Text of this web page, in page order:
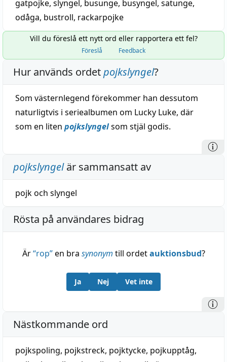
gatpojke, slyngel, busunge, busyngel, satunge,
odåga, bustroll, rackarpojke
Vill du föreslå ett nytt ord eller rapportera ett fel?
Föreslå Feedback
Hur används ordetpojkslyngel?
Som västernlegend förekommer han dessutom
naturligtvis i seriealbumen om Lucky Luke, där
som en liten pojkslyngelsom stjäl godis.
pojkslyngelär sammansatt av
pojkoch slyngel
Rösta på användares bidrag
Är“rop”en bra synonym till ordetauktionsbud?
Ja Nej Vet inte
Nästkommande ord
pojkspoling, pojkstreck, pojktycke, pojkupptåg,